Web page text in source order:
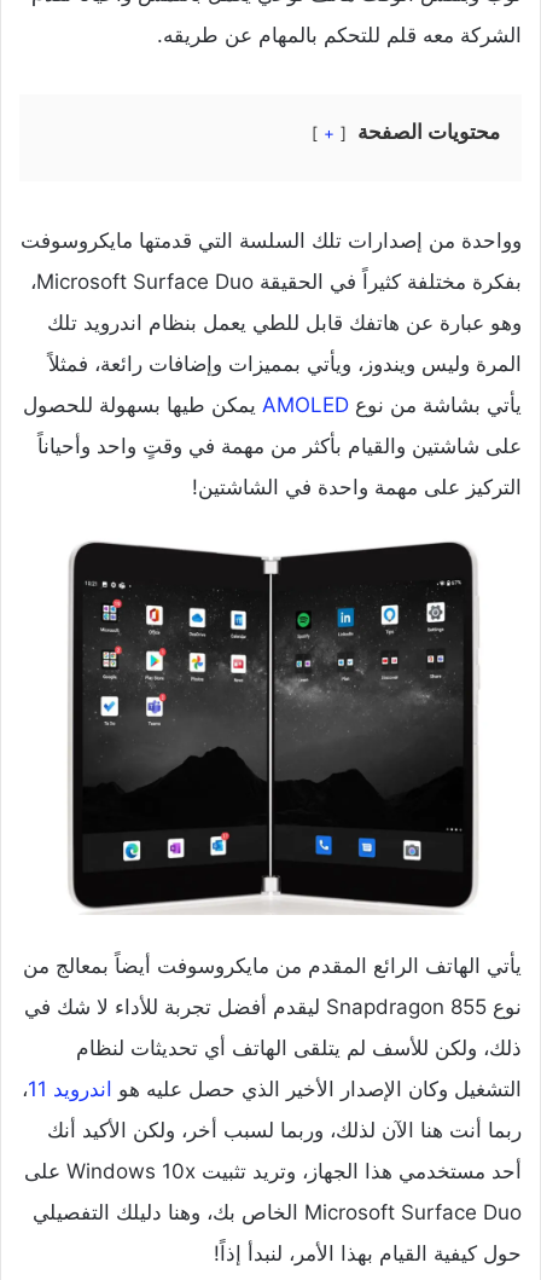
الشركة معه قلم للتحكم بالمهام عن طريقه.
محتويات الصفحة +
وواحدة من إصدارات تلك السلسة التي قدمتها مايكروسوفت
بفكرة مختلفة كثيراً في الحقيقة Microsoft Surface Duo،
وهو عبارة عن هاتفك قابل للطي يعمل بنظام اندرويد تلك
المرة وليس ويندوز، ويأتي بمميزات وإضافات رائعة، فمثلاً
يأتي بشاشة من نوع AMOLED يمكن طيها بسهولة للحصول
على شاشتين والقيام بأكثر من مهمة في وقتٍ واحد وأحياناً
التركيز على مهمة واحدة في الشاشتين!
يأتي الهاتف الرائع المقدم من مايكروسوفت أيضاً بمعالج من
نوع Snapdragon 855 ليقدم أفضل تجربة للأداء لا شك في
ذلك، ولكن للأسف لم يتلقى الهاتف أي تحديثات لنظام
التشغيل وكان الإصدار الأخير الذي حصل عليه هو اندرويد 11
،
ربما أنت هنا الآن لذلك، وربما لسبب أخر، ولكن الأكيد أنك
أحد مستخدمي هذا الجهاز، وتريد تثبيت Windows 10x على
Microsoft Surface Duo الخاص بك، وهنا دليلك التفصيلي
حول كيفية القيام بهذا الأمر، لنبدأ إذاً!